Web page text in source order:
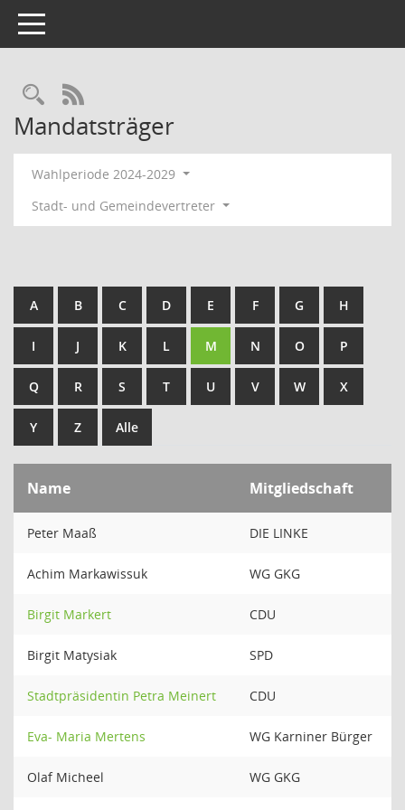
Toggle navigation
Rechercheauswahl
RSS-Feed
Mandatsträger
Wahlperiode 2024-2029
Stadt- und Gemeindevertreter
A B C D E F G H
I J K L M N O P
Q R S T U V W X
Y Z Alle
Name Mitgliedschaft
Peter Maaß DIE LINKE
Achim Markawissuk WG GKG
Birgit Markert CDU
Birgit Matysiak SPD
Stadtpräsidentin Petra Meinert CDU
Eva- Maria Mertens WG Karniner Bürger
Olaf Micheel WG GKG